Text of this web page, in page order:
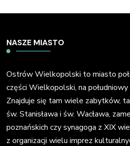
NASZE MIASTO
Ostrów Wielkopolski to miasto
części Wielkopolski, na
Znajduje się tam wiele zabytków,
św. Stanisława i św. Wacława,
poznańskich czy synagoga z XIX
z organizacji wielu imprez